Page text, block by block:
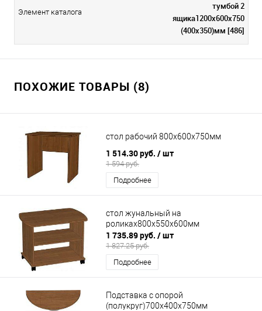
Элемент каталога
тумбой 2
ящика1200х600х750
(400х350)мм [486]
ПОХОЖИЕ ТОВАРЫ (8)
стол рабочий 800х600х750мм
1 514.30 руб. / шт
1 594 руб.
Подробнее
стол жунальный на
роликах800х550х600мм
1 735.89 руб. / шт
1 827.25 руб.
Подробнее
Подставка с опорой
(полукруг)700х400х750мм